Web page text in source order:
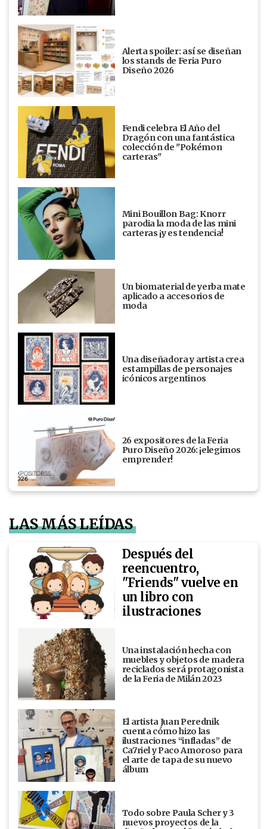
Alerta spoiler: así se diseñan
los stands de Feria Puro
Diseño 2026
Fendi celebra El Año del
Dragón con una fantástica
colección de "Pokémon
carteras"
Mini Bouillon Bag: Knorr
parodia la moda de las mini
carteras ¡y es tendencia!
Un biomaterial de yerba mate
aplicado a accesorios de
moda
Una diseñadora y artista crea
estampillas de personajes
icónicos argentinos
26 expositores de la Feria
Puro Diseño 2026: ¡elegimos
emprender!
LAS MÁS LEÍDAS
Después del
reencuentro,
"Friends" vuelve en
un libro con
ilustraciones
Una instalación hecha con
muebles y objetos de madera
reciclados será protagonista
de la Feria de Milán 2023
El artista Juan Perednik
cuenta cómo hizo las
ilustraciones “infladas” de
Ca7riel y Paco Amoroso para
el arte de tapa de su nuevo
álbum
Todo sobre Paula Scher y 3
nuevos proyectos de la